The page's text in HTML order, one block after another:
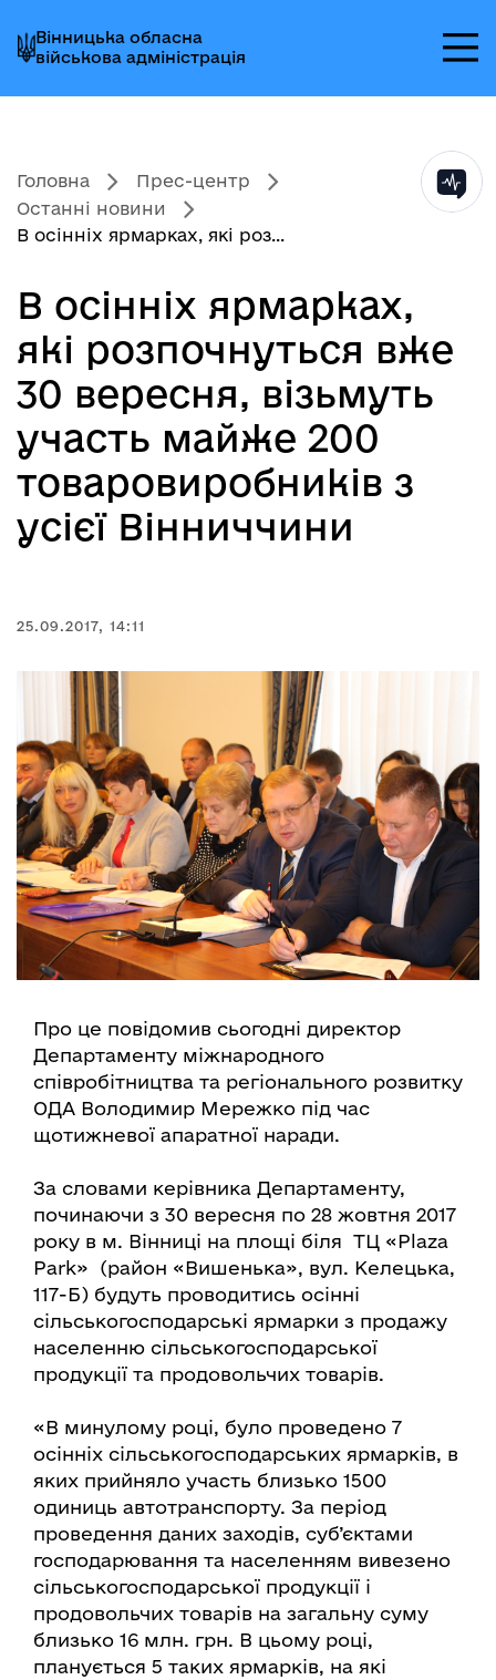
до
головного
меню
до
головного
вмісту
до
головного
колонтитула
Вінницька обласна
військова адміністрація
Головна
Прес-центр
Останні новини
В осінніх ярмарках, які роз...
В осінніх ярмарках,
які розпочнуться вже
30 вересня, візьмуть
участь майже 200
товаровиробників з
усієї Вінниччини
25.09.2017, 14:11
Про це повідомив сьогодні директор
Департаменту міжнародного
співробітництва та регіонального розвитку
ОДА Володимир Мережко під час
щотижневої апаратної наради.
За словами керівника Департаменту,
починаючи з 30 вересня по 28 жовтня 2017
року в м. Вінниці на площі біля ТЦ «Plaza
Park» (район «Вишенька», вул. Келецька,
117-Б) будуть проводитись осінні
сільськогосподарські ярмарки з продажу
населенню сільськогосподарської
продукції та продовольчих товарів.
«В минулому році, було проведено 7
осінніх сільськогосподарських ярмарків, в
яких прийняло участь близько 1500
одиниць автотранспорту. За період
проведення даних заходів, суб’єктами
господарювання та населенням вивезено
сільськогосподарської продукції і
продовольчих товарів на загальну суму
близько 16 млн. грн. В цьому році,
планується 5 таких ярмарків, на які